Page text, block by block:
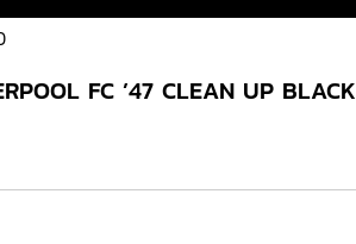
FC ’47 CLEAN UP BLACK